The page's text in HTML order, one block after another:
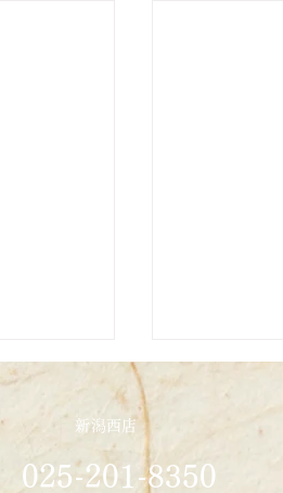
2025/10/22
新潟西店
025-201-8350